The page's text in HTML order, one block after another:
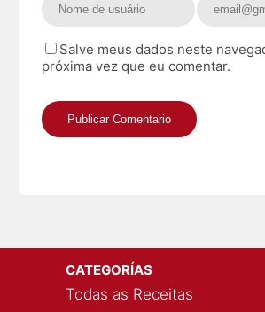
Salve meus dados neste
próxima vez que eu comentar.
CATEGORÍAS
Todas as Receitas